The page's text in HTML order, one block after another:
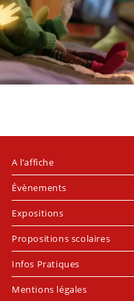
A l’affiche
Évènements
Expositions
Propositions scolaires
Infos Pratiques
Mentions légales